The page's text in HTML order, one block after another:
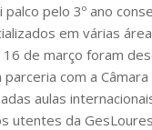
pelo 3º ano
em várias
de março foram
com a
aulas
utentes da